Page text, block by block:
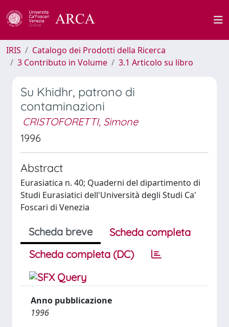
IRIS
Catalogo dei Prodotti della Ricerca
3 Contributo in Volume
3.1 Articolo su libro
Su Khidhr, patrono di
contaminazioni
CRISTOFORETTI, Simone
1996
Abstract
Eurasiatica n. 40; Quaderni del dipartimento di
Studi Eurasiatici dell'Università degli Studi Ca'
Foscari di Venezia
Scheda breve
Scheda completa
Scheda completa (DC)
Anno pubblicazione
1996